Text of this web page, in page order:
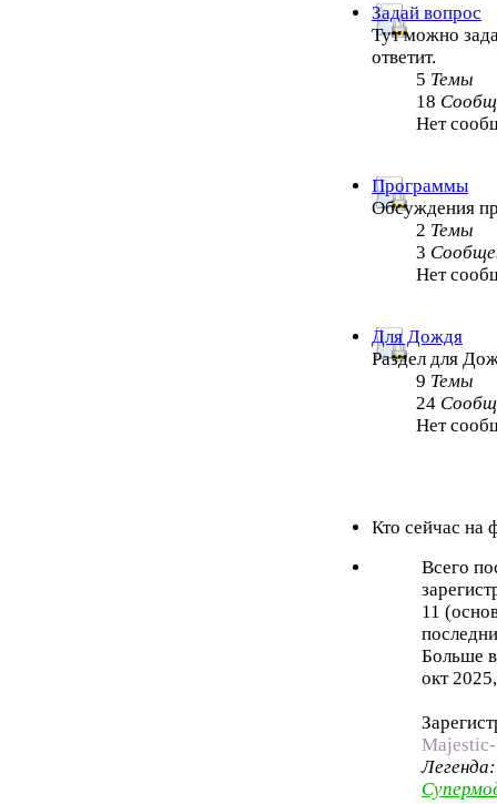
Задай вопрос
Тут можно
ответит.
5 Темы
18
Нет
Программы
Обсуждения
2 Темы
3
Нет
Для Дождя
Раздел для
9 Темы
24
Нет
Кто сейчас на
Всего
11
Больше
окт